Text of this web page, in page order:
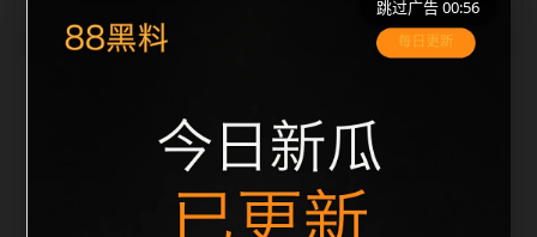
间识别一致主题。后续每日采集时，建议继续执行远程
图片本地化、坏图默认图兜底、标题去重和 description
长度过滤。如果同一主题下有多个相近页面，应通过不
跳过广告 00:56